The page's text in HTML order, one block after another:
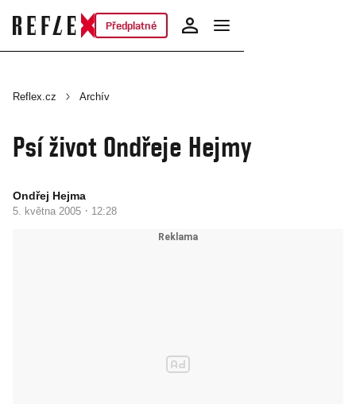
Předplatné
Reflex.cz Archív
Psí život Ondřeje Hejmy
Ondřej Hejma
5. května 2005 · 12:28